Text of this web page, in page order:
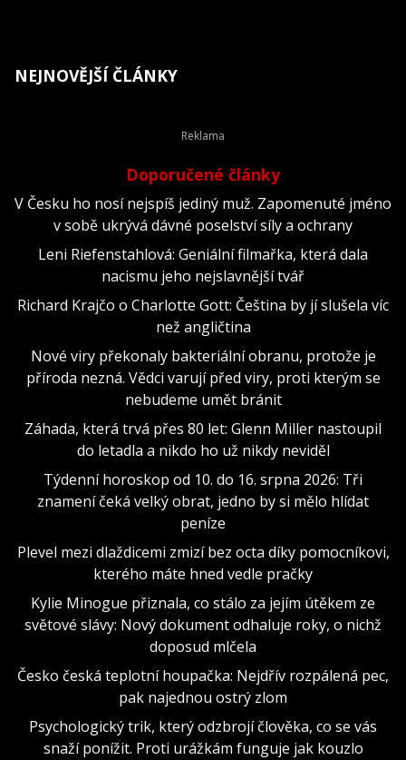
NEJNOVĚJŠÍ ČLÁNKY
Doporučené články
V Česku ho nosí nejspíš jediný muž. Zapomenuté jméno
v sobě ukrývá dávné poselství síly a ochrany
Leni Riefenstahlová: Geniální filmařka, která dala
nacismu jeho nejslavnější tvář
Richard Krajčo o Charlotte Gott: Čeština by jí slušela víc
než angličtina
Nové viry překonaly bakteriální obranu, protože je
příroda nezná. Vědci varují před viry, proti kterým se
nebudeme umět bránit
Záhada, která trvá přes 80 let: Glenn Miller nastoupil
do letadla a nikdo ho už nikdy neviděl
Týdenní horoskop od 10. do 16. srpna 2026: Tři
znamení čeká velký obrat, jedno by si mělo hlídat
peníze
Plevel mezi dlaždicemi zmizí bez octa díky pomocníkovi,
kterého máte hned vedle pračky
Kylie Minogue přiznala, co stálo za jejím útěkem ze
světové slávy: Nový dokument odhaluje roky, o nichž
doposud mlčela
Česko česká teplotní houpačka: Nejdřív rozpálená pec,
pak najednou ostrý zlom
Psychologický trik, který odzbrojí člověka, co se vás
snaží ponížit. Proti urážkám funguje jak kouzlo